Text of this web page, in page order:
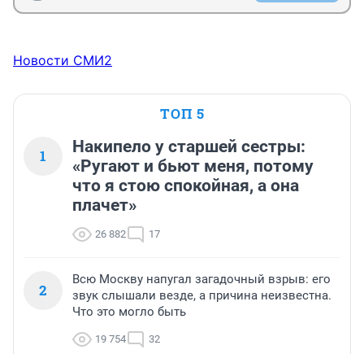
Новости СМИ2
ТОП 5
1
Накипело у старшей сестры:
«Ругают и бьют меня, потому
что я стою спокойная, а она
плачет»
26 882 17
2
Всю Москву напугал загадочный взрыв: его
звук слышали везде, а причина неизвестна.
Что это могло быть
19 754 32